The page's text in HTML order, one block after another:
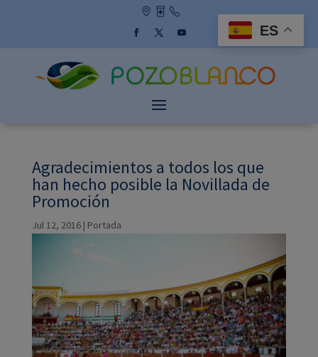
Agradecimientos a todos los que
han hecho posible la Novillada de
Promoción
Jul 12, 2016| Portada
ES